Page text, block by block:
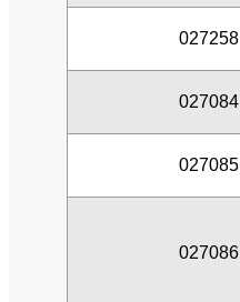
027258
027084
027085
027086